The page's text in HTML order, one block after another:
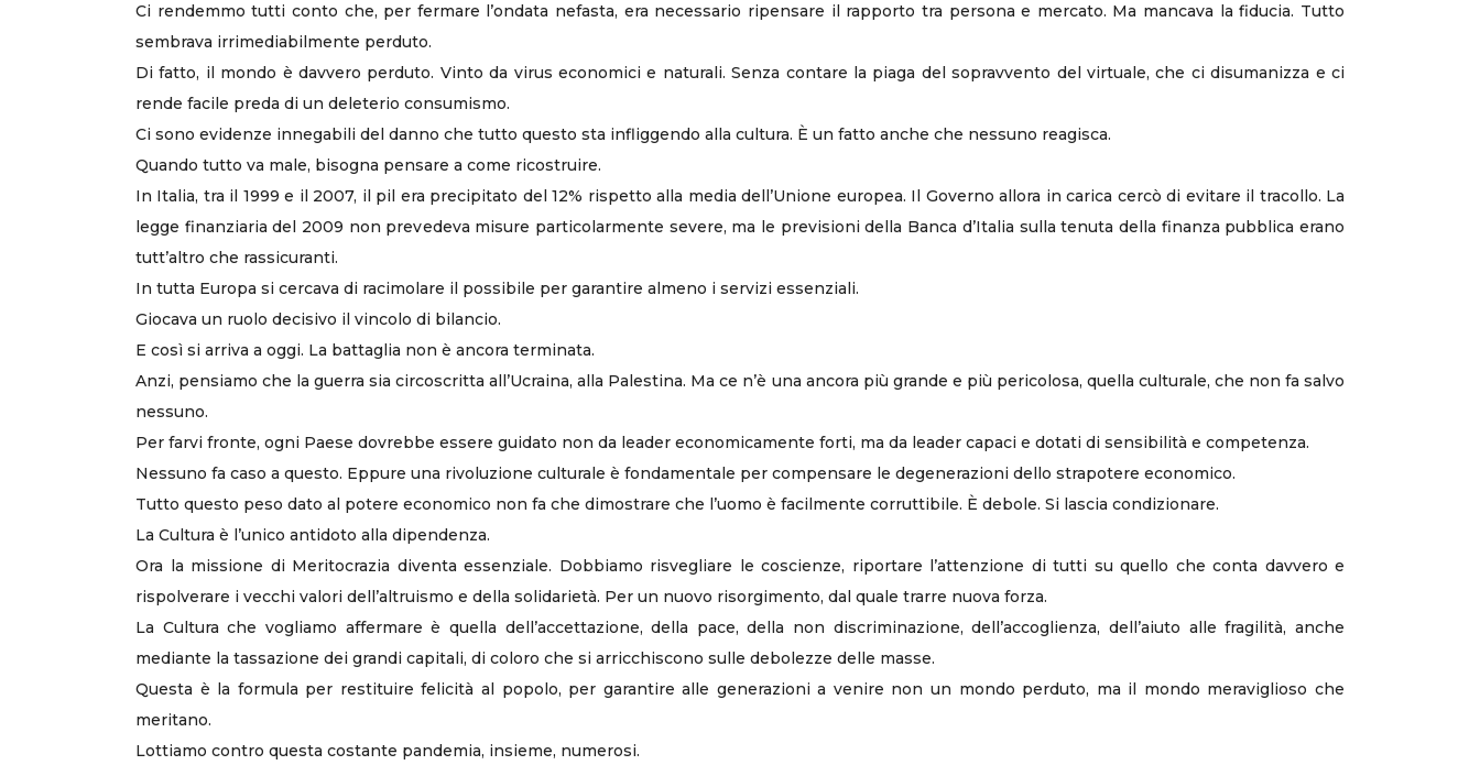
Ci rendemmo tutti conto che, per fermare l’ondata nefasta, era necessario ripensare il rapporto tra persona e mercato. Ma mancava la fiducia. Tutto
sembrava irrimediabilmente perduto.
Di fatto, il mondo è davvero perduto. Vinto da virus economici e naturali. Senza contare la piaga del sopravvento del virtuale, che ci disumanizza e ci
rende facile preda di un deleterio consumismo.
Ci sono evidenze innegabili del danno che tutto questo sta infliggendo alla cultura. È un fatto anche che nessuno reagisca.
Quando tutto va male, bisogna pensare a come ricostruire.
In Italia, tra il 1999 e il 2007, il pil era precipitato del 12% rispetto alla media dell’Unione europea. Il Governo allora in carica cercò di evitare il tracollo. La
legge finanziaria del 2009 non prevedeva misure particolarmente severe, ma le previsioni della Banca d’Italia sulla tenuta della finanza pubblica erano
tutt’altro che rassicuranti.
In tutta Europa si cercava di racimolare il possibile per garantire almeno i servizi essenziali.
Giocava un ruolo decisivo il vincolo di bilancio.
E così si arriva a oggi. La battaglia non è ancora terminata.
Anzi, pensiamo che la guerra sia circoscritta all’Ucraina, alla Palestina. Ma ce n’è una ancora più grande e più pericolosa, quella culturale, che non fa salvo
nessuno.
Per farvi fronte, ogni Paese dovrebbe essere guidato non da leader economicamente forti, ma da leader capaci e dotati di sensibilità e competenza.
Nessuno fa caso a questo. Eppure una rivoluzione culturale è fondamentale per compensare le degenerazioni dello strapotere economico.
Tutto questo peso dato al potere economico non fa che dimostrare che l’uomo è facilmente corruttibile. È debole. Si lascia condizionare.
La Cultura è l’unico antidoto alla dipendenza.
Ora la missione di Meritocrazia diventa essenziale. Dobbiamo risvegliare le coscienze, riportare l’attenzione di tutti su quello che conta davvero e
rispolverare i vecchi valori dell’altruismo e della solidarietà. Per un nuovo risorgimento, dal quale trarre nuova forza.
La Cultura che vogliamo affermare è quella dell’accettazione, della pace, della non discriminazione, dell’accoglienza, dell’aiuto alle fragilità, anche
mediante la tassazione dei grandi capitali, di coloro che si arricchiscono sulle debolezze delle masse.
Questa è la formula per restituire felicità al popolo, per garantire alle generazioni a venire non un mondo perduto, ma il mondo meraviglioso che
meritano.
Lottiamo contro questa costante pandemia, insieme, numerosi.